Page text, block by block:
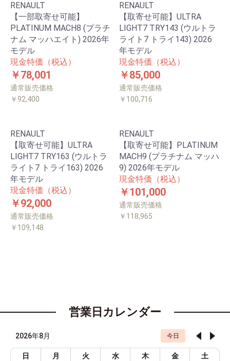
RENAULT
【一部取寄せ可能】
PLATINUM MACH8 (プラチ
ナム マッハエイト) 2026年
モデル
現金特価（税込）
￥78,001
通常販売価格
￥92,400
RENAULT
【取寄せ可能】ULTRA
LIGHT7 TRY143 (ウルトラ
ライト7 トライ143) 2026
年モデル
現金特価（税込）
￥85,000
通常販売価格
￥100,716
RENAULT
【取寄せ可能】ULTRA
LIGHT7 TRY163 (ウルトラ
ライト7 トライ163) 2026
年モデル
現金特価（税込）
￥92,000
通常販売価格
￥109,148
RENAULT
【取寄せ可能】PLATINUM
MACH9 (プラチナム マッハ
9) 2026年モデル
現金特価（税込）
￥101,000
通常販売価格
￥118,965
営業日カレンダー
2026年8月 今日
日 月 火 水 木 金 土